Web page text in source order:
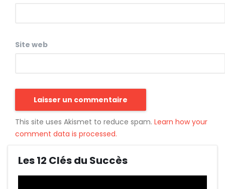
Site web
This site uses Akismet to reduce spam. Learn how your
comment data is processed.
Les 12 Clés du Succès